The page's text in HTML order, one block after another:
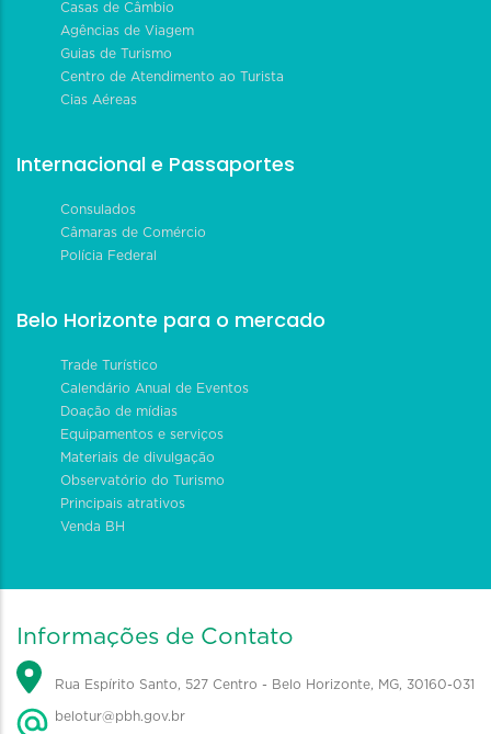
Casas de Câmbio
Agências de Viagem
Guias de Turismo
Centro de Atendimento ao Turista
Cias Aéreas
Internacional e Passaportes
Consulados
Câmaras de Comércio
Polícia Federal
Belo Horizonte para o mercado
Trade Turístico
Calendário Anual de Eventos
Doação de mídias
Equipamentos e serviços
Materiais de divulgação
Observatório do Turismo
Principais atrativos
Venda BH
Informações de Contato
Rua Espírito Santo, 527 Centro - Belo Horizonte, MG, 30160-031
belotur@pbh.gov.br